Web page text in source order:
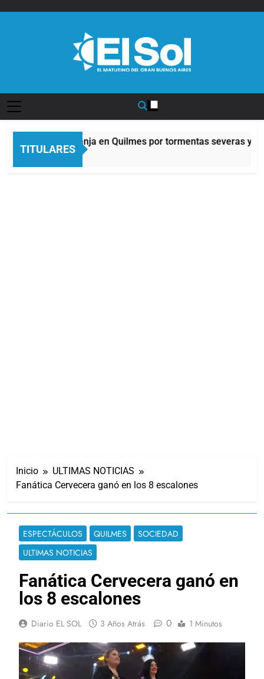
TITULARES
Alerta naranja en Quilmes por tormentas severas y
3 Horas Atrás
Inicio
ULTIMAS NOTICIAS
Fanática Cervecera ganó en los 8 escalones
ESPECTÁCULOS QUILMES
SOCIEDAD
ULTIMAS NOTICIAS
Fanática Cervecera ganó en
los 8 escalones
Diario EL SOL 3 Años Atrás 0 1 Minutos